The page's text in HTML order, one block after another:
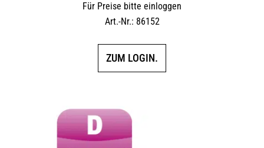
Für Preise bitte einloggen
Art.-Nr.: 86152
ZUM LOGIN.